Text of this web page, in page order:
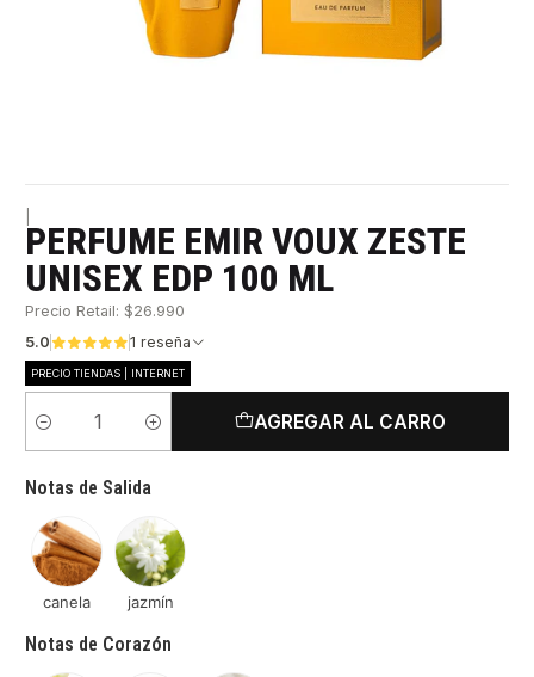
PERFUME EMIR VOUX ZESTE
UNISEX EDP 100 ML
Precio Retail: $26.990
5.0
1 reseña
PRECIO TIENDAS | INTERNET
Cantidad
AGREGAR AL CARRO
Notas de Salida
canela jazmín
Notas de Corazón